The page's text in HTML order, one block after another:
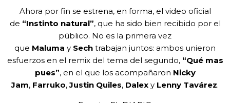
Ahora por fin se estrena, en forma, el video oficial
de “Instinto natural”, que ha sido bien recibido por el
público. No es la primera vez
que Maluma y Sech trabajan juntos: ambos unieron
esfuerzos en el remix del tema del segundo, “Qué mas
pues”, en el que los acompañaron Nicky
Jam, Farruko,Justin Quiles, Dalex y Lenny Tavárez.